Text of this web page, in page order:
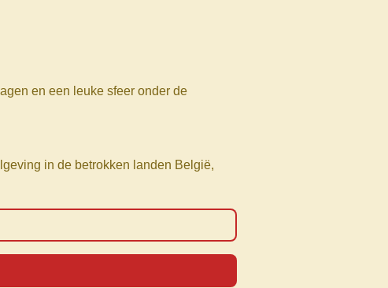
en een leuke sfeer onder de
in de betrokken landen België,